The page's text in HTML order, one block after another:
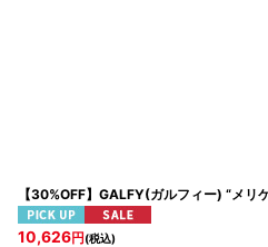
【30%OFF】GALFY(ガルフィー) “メリ
10,626円 (税込)